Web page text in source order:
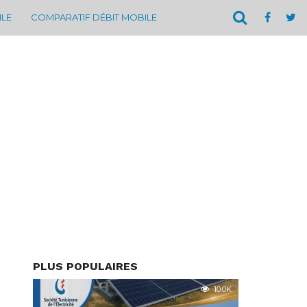
COMPARATIF DÉBIT MOBILE
PLUS POPULAIRES
10.0K